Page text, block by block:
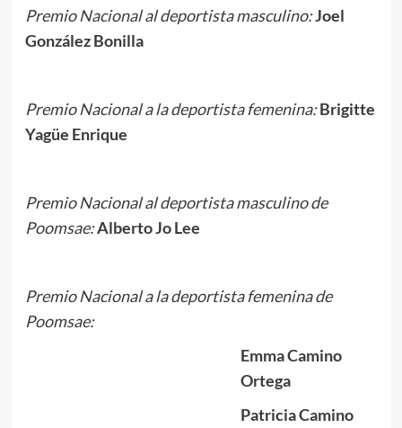
Premio Nacional al deportista masculino:Joel
González Bonilla
Premio Nacional a la deportista femenina:Brigitte
Yagüe Enrique
Premio Nacional al deportista masculino de
Poomsae:Alberto Jo Lee
Premio Nacional a la deportista femenina de
Poomsae:
Emma Camino
Ortega
Patricia Camino